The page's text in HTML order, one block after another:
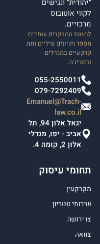
"יהודית" ונגישים
לקווי אוטובוס
מרכזיים.
לרשות המבקרים עומדים
מספר חניונים עיליים ותת
קרקעיים במגדלים
ובסביבה.
055-2550011
079-7292409
Emanuel@Trach-
law.co.il
יגאל אלון 94, תל
אביב - יפו, מגדלי
אלון 2, קומה 4.
תחומי עיסוק
מקרקעין
שירותי נוטריון
צו ירושה
צוואה